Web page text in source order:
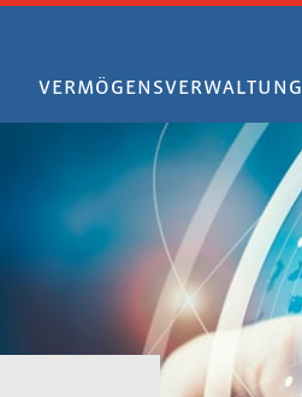
VERMÖGENSVERWALTUNG